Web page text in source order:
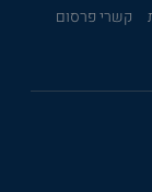
קשרי פרסום